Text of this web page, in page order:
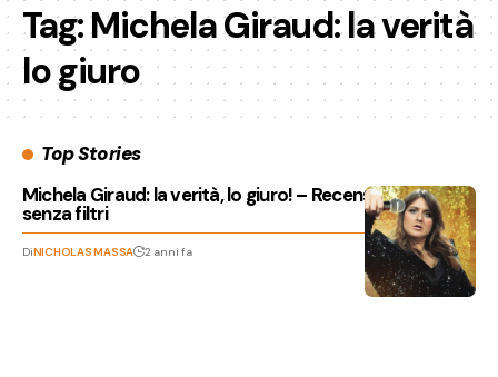
Tag:Michela Giraud: la verità
lo giuro
Top Stories
Michela Giraud: la verità, lo giuro! – Recensione, parlare
senza filtri
DiNICHOLAS MASSA 2 anni fa